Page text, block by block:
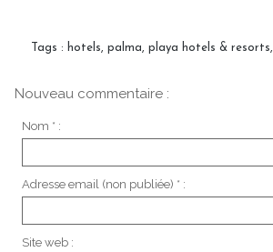
Tags : hotels, palma, playa hotels & resorts,
Nouveau commentaire :
Nom * :
Adresse email (non publiée) * :
Site web :